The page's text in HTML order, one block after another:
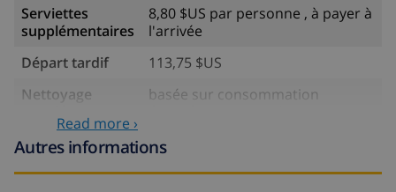
Serviettes
supplémentaires
8,80 $US par personne , à payer à
l'arrivée
Départ tardif
113,75 $US
Nettoyage
basée sur consommation
Fonds
4.80% du montant total
Read more ›
Autres informations